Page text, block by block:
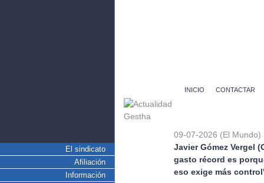
El sindicato
Afiliación
Información
INICIO CONTACTAR
09-07-2026 (El Mundo)
Javier Gómez Vergel
gasto récord es
eso exige más